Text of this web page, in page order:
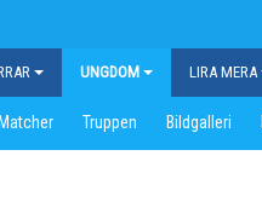
UNGDOM LIRA MERA
Matcher Truppen Bildgalleri